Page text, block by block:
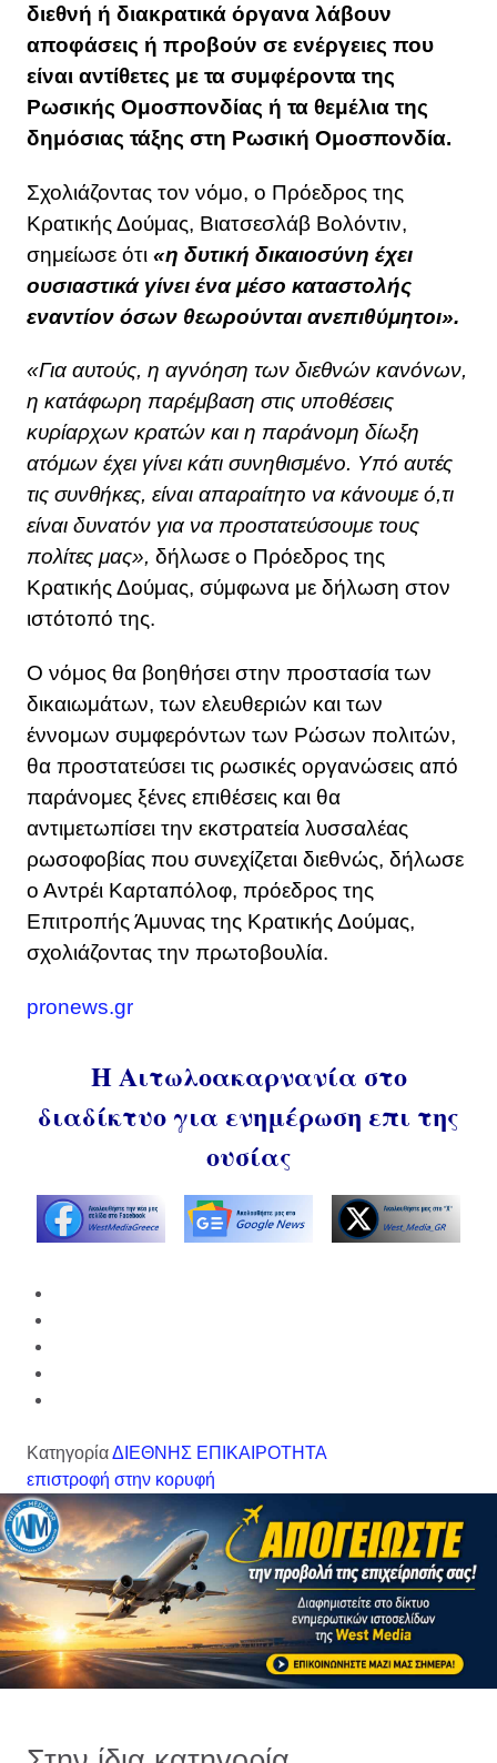
διεθνή ή διακρατικά όργανα λάβουν
αποφάσεις ή προβούν σε ενέργειες που
είναι αντίθετες με τα συμφέροντα της
Ρωσικής Ομοσπονδίας ή τα θεμέλια της
δημόσιας τάξης στη Ρωσική Ομοσπονδία.
Σχολιάζοντας τον νόμο, ο Πρόεδρος της
Κρατικής Δούμας, Βιατσεσλάβ Βολόντιν,
σημείωσε ότι «η δυτική δικαιοσύνη έχει
ουσιαστικά γίνει ένα μέσο καταστολής
εναντίον όσων θεωρούνται ανεπιθύμητοι».
«Για αυτούς, η αγνόηση των διεθνών κανόνων,
η κατάφωρη παρέμβαση στις υποθέσεις
κυρίαρχων κρατών και η παράνομη δίωξη
ατόμων έχει γίνει κάτι συνηθισμένο. Υπό αυτές
τις συνθήκες, είναι απαραίτητο να κάνουμε ό,τι
είναι δυνατόν για να προστατεύσουμε τους
πολίτες μας», δήλωσε ο Πρόεδρος της
Κρατικής Δούμας, σύμφωνα με δήλωση στον
ιστότοπό της.
Ο νόμος θα βοηθήσει στην προστασία των
δικαιωμάτων, των ελευθεριών και των
έννομων συμφερόντων των Ρώσων πολιτών,
θα προστατεύσει τις ρωσικές οργανώσεις από
παράνομες ξένες επιθέσεις και θα
αντιμετωπίσει την εκστρατεία λυσσαλέας
ρωσοφοβίας που συνεχίζεται διεθνώς, δήλωσε
ο Αντρέι Καρταπόλοφ, πρόεδρος της
Επιτροπής Άμυνας της Κρατικής Δούμας,
σχολιάζοντας την πρωτοβουλία.
pronews.gr
Η Αιτωλοακαρνανία στο
διαδίκτυο για ενημέρωση επι της
ουσίας
ΚατηγορίαΔΙΕΘΝΗΣ ΕΠΙΚΑΙΡΟΤΗΤΑ
επιστροφή στην κορυφή